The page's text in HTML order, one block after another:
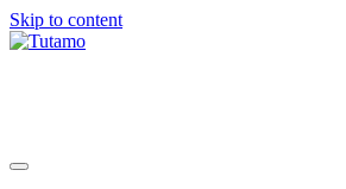
Skip to content